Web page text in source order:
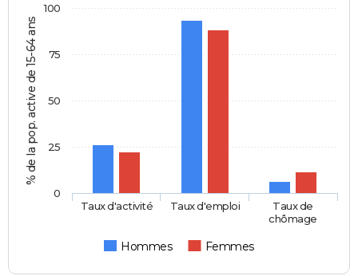
% de la pop. active de 15-64 ans
Hommes Femmes
Taux d'activité Taux d'emploi
Taux de
chômage
0
25
50
75
100